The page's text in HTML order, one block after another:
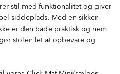
stil med funktionalitet og giver
siddeplads. Med en sikker
er den både praktisk og nem
stolen let at opbevare og